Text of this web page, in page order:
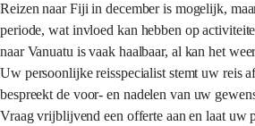
Reizen naar Fiji in december is mogelijk,
periode, wat invloed kan hebben op
naar Vanuatu is vaak haalbaar, al kan het
Uw persoonlijke reisspecialist stemt uw reis
bespreekt de voor- en nadelen van uw
Vraag vrijblijvend een offerte aan en laat uw